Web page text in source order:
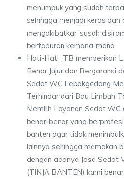
menumpuk yang sudah
sehingga menjadi keras dan
mengakibatkan susah
bertaburan kemana-mana.
Hati-Hati JTB memberikan
Benar Jujur dan Bergaransi
Sedot WC Lebakgedong
Terhindar dari Bau Limbah
Memilih Layanan Sedot WC
benar-benar yang
banten agar tidak
lainnya sehingga memakan
dengan adanya Jasa Sedot
(TINJA BANTEN) kami